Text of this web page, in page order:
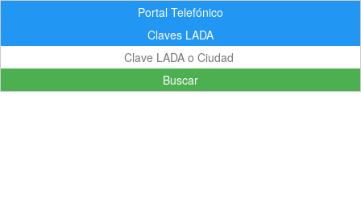
Portal Telefónico
Claves LADA
Buscar